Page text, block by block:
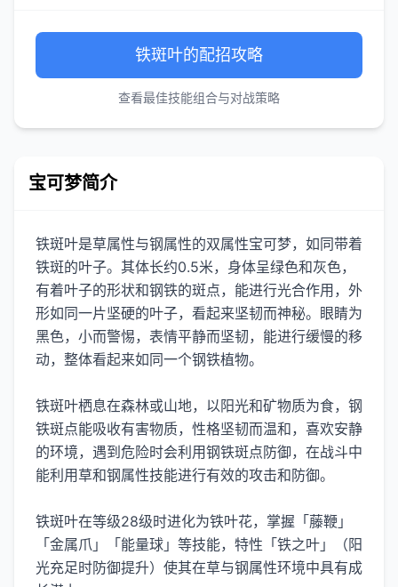
铁斑叶的配招攻略
查看最佳技能组合与对战策略
宝可梦简介
铁斑叶是草属性与钢属性的双属性宝可梦，如同带着
铁斑的叶子。其体长约0.5米，身体呈绿色和灰色，
有着叶子的形状和钢铁的斑点，能进行光合作用，外
形如同一片坚硬的叶子，看起来坚韧而神秘。眼睛为
黑色，小而警惕，表情平静而坚韧，能进行缓慢的移
动，整体看起来如同一个钢铁植物。
铁斑叶栖息在森林或山地，以阳光和矿物质为食，钢
铁斑点能吸收有害物质，性格坚韧而温和，喜欢安静
的环境，遇到危险时会利用钢铁斑点防御，在战斗中
能利用草和钢属性技能进行有效的攻击和防御。
铁斑叶在等级28级时进化为铁叶花，掌握「藤鞭」
「金属爪」「能量球」等技能，特性「铁之叶」（阳
光充足时防御提升）使其在草与钢属性环境中具有成